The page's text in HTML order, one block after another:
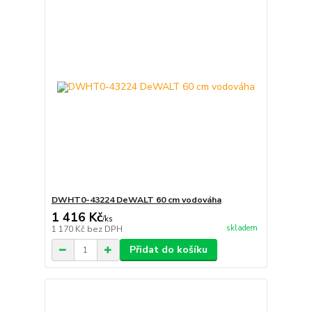
DWHT0-43224 DeWALT 60 cm vodováha
1 416 Kč/ks
1 170 Kč bez DPH skladem
Přidat do košíku